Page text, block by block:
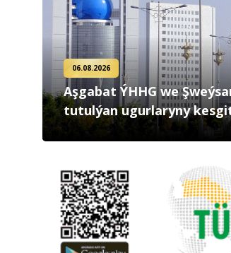
06.08.2026
Aşgabat ÝHHG we
tutulýan ugurlaryny